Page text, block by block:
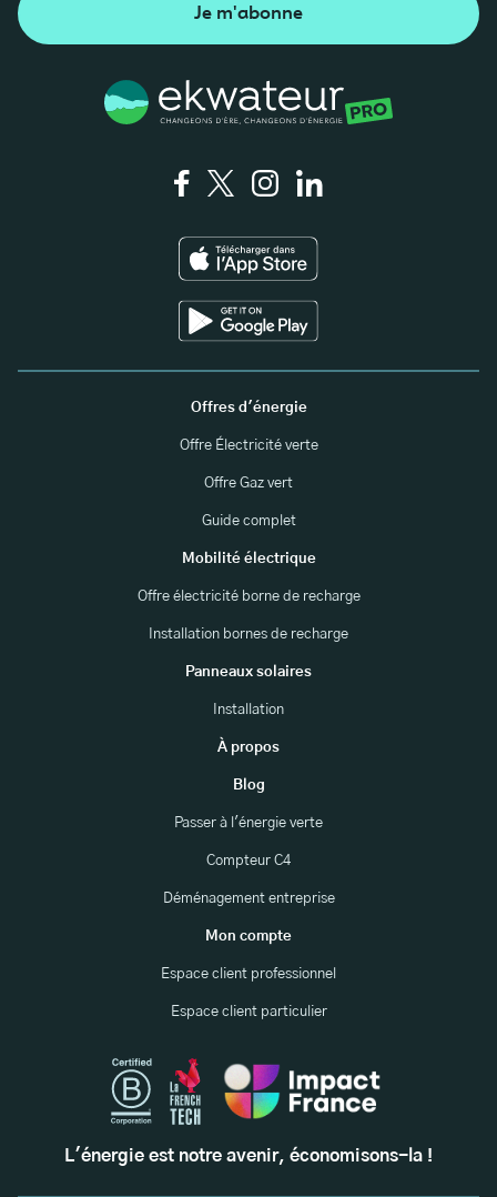
Je m'abonne
Offres d'énergie
Offre Électricité verte
Offre Gaz vert
Guide complet
Mobilité électrique
Offre électricité borne de recharge
Installation bornes de recharge
Panneaux solaires
Installation
À propos
Blog
Passer à l'énergie verte
Compteur C4
Déménagement entreprise
Mon compte
Espace client professionnel
Espace client particulier
L'énergie est notre avenir, économisons-la !